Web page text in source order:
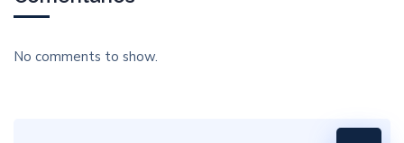
No comments to show.